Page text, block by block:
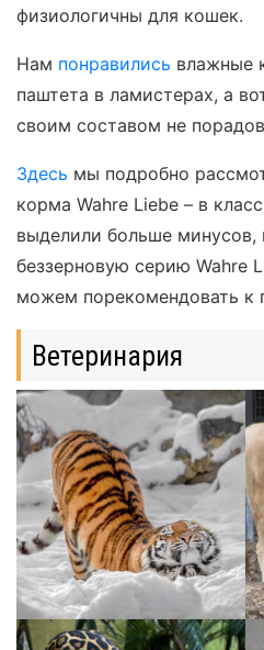
физиологичны для кошек.
Нам понравились влажные
паштета в ламистерах, а
своим составом не
Здесь мы подробно
корма Wahre Liebe – в
выделили больше минусов,
беззерновую серию Wahre
можем порекомендовать к
Ветеринария